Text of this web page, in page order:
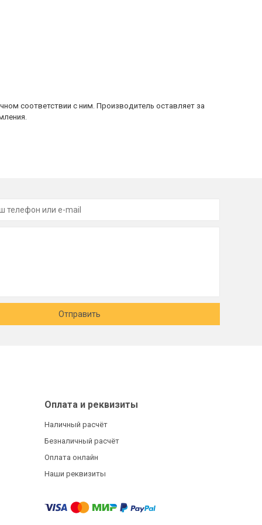
соответствии с ним. Производитель оставляет за
Отправить
Оплата и реквизиты
Наличный расчёт
Безналичный расчёт
Оплата онлайн
Наши реквизиты